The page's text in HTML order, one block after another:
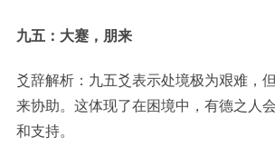
九五：大蹇，朋来
爻辞解析：九五爻表示处境极为艰难，
来协助。这体现了在困境中，有德之人
和支持。